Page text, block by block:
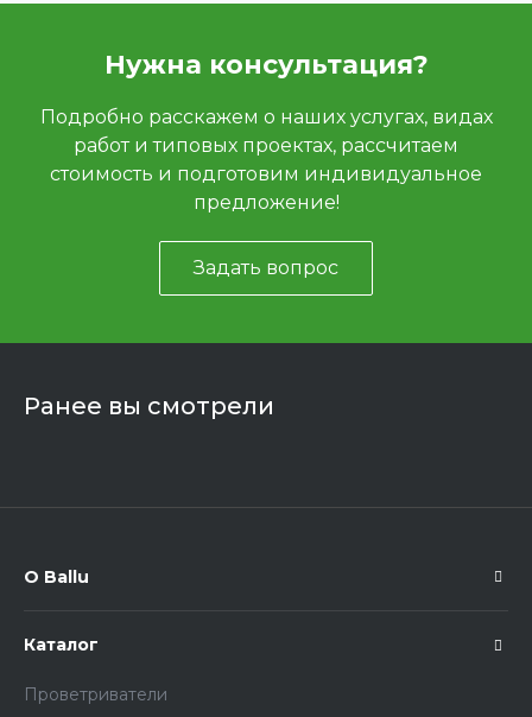
Нужна консультация?
Подробно расскажем о наших услугах, видах
работ и типовых проектах, рассчитаем
стоимость и подготовим индивидуальное
предложение!
Задать вопрос
Ранее вы смотрели
О Ballu
Каталог
Проветриватели